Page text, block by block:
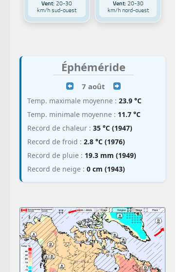
Vent: 20-30
km/h sud-ouest
Vent:20-30
km/h nord-ouest
Éphéméride
7 août
Temp. maximale moyenne : 23.9 °C
Temp. minimale moyenne : 11.7 °C
Record de chaleur : 35 °C (1947)
Record de froid : 2.8 °C (1976)
Record de pluie : 19.3 mm (1949)
Record de neige : 0 cm (1943)